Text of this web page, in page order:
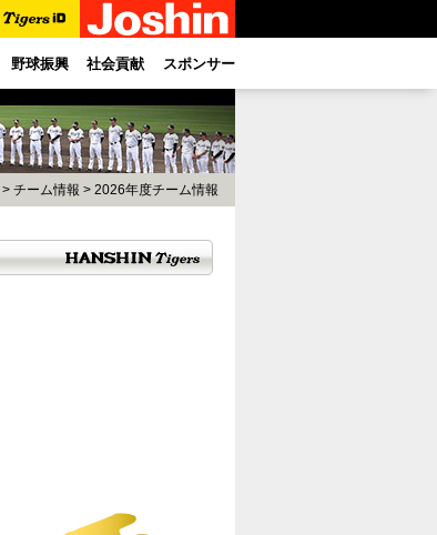
野球振興 社会貢献 スポンサー
> チーム情報 > 2026年度チーム情報